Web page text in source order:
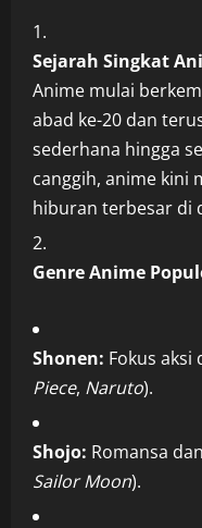
Sejarah Singkat
Anime mulai
abad ke-20 dan
sederhana hingga
canggih, anime kini
hiburan terbesar di
Genre Anime
Shonen: Fokus
Piece, Naruto).
Shojo: Romansa
Sailor Moon).